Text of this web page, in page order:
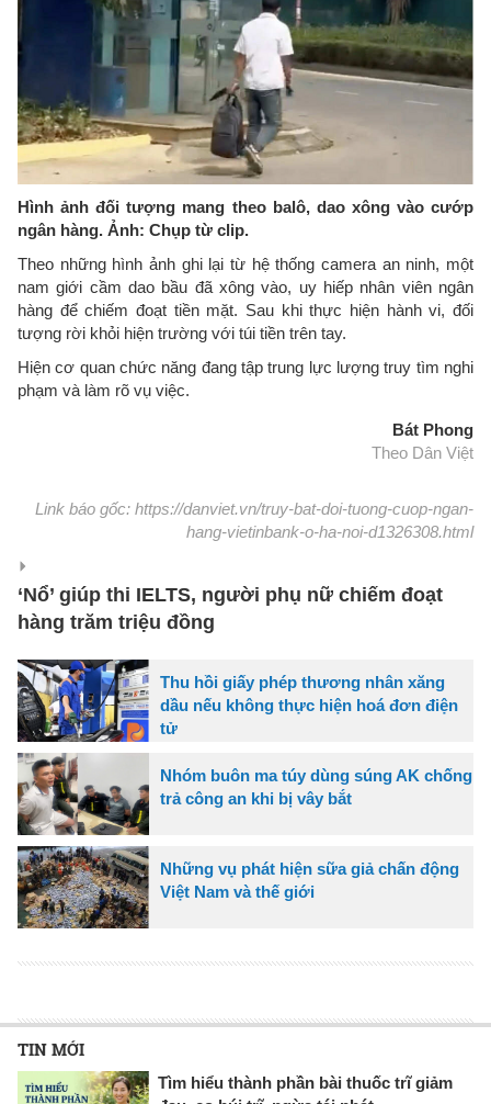
Hình ảnh đối tượng mang theo balô, dao xông vào cướp
ngân hàng. Ảnh: Chụp từ clip.
Theo những hình ảnh ghi lại từ hệ thống camera an ninh, một
nam giới cầm dao bầu đã xông vào, uy hiếp nhân viên ngân
hàng để chiếm đoạt tiền mặt. Sau khi thực hiện hành vi, đối
tượng rời khỏi hiện trường với túi tiền trên tay.
Hiện cơ quan chức năng đang tập trung lực lượng truy tìm nghi
phạm và làm rõ vụ việc.
Bát Phong
Theo Dân Việt
Link báo gốc: https://danviet.vn/truy-bat-doi-tuong-cuop-ngan-
hang-vietinbank-o-ha-noi-d1326308.html
‘Nổ’ giúp thi IELTS, người phụ nữ chiếm đoạt
hàng trăm triệu đồng
Thu hồi giấy phép thương nhân xăng
dầu nếu không thực hiện hoá đơn điện
tử
Nhóm buôn ma túy dùng súng AK chống
trả công an khi bị vây bắt
Những vụ phát hiện sữa giả chấn động
Việt Nam và thế giới
TIN MỚI
Tìm hiểu thành phần bài thuốc trĩ giảm